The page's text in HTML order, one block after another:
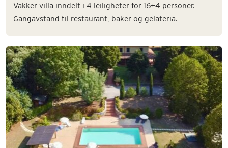
Vakker villa inndelt i 4 leiligheter for 16+4 personer.
Gangavstand til restaurant, baker og gelateria.